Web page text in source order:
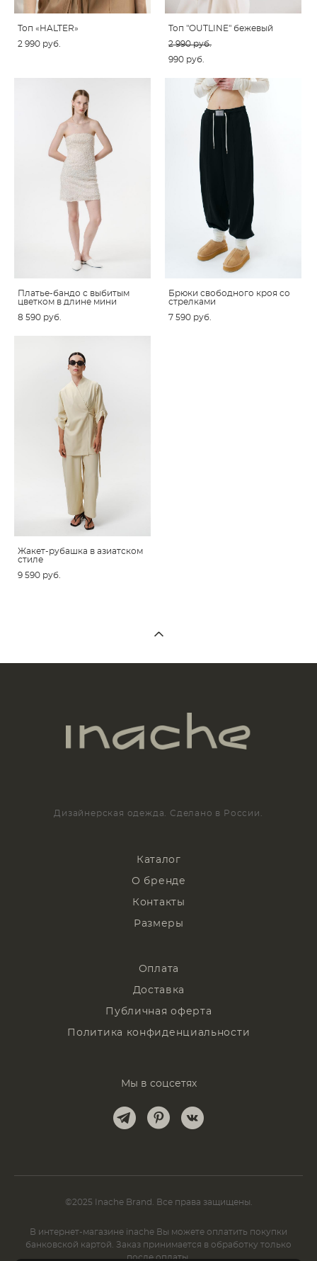
Топ «HALTER»
2 990 pуб.
Топ "OUTLINE" бежевый
2 990 pуб.
990 pуб.
Платье-бандо с выбитым
цветком в длине мини
8 590 pуб.
Брюки свободного кроя со
стрелками
7 590 pуб.
Жакет-рубашка в азиатском
стиле
9 590 pуб.
Дизайнерская одежда. Сделано в России.
Каталог
О бренде
Контакты
Размеры
Оплата
Доставка
Публичная оферта
Политика конфиденциальности
Мы в соцсетях
©2025 Inache Brand. Все права защищены.
В интернет-магазине inache Вы можете оплатить покупки
банковской картой. Заказ принимается в обработку только
после оплаты.